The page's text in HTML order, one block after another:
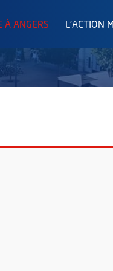
À ANGERS L'ACTION